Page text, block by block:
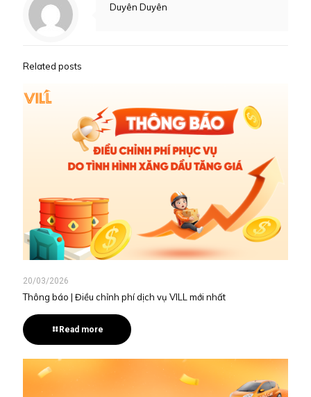
Duyên Duyên
Related posts
20/03/2026
Thông báo | Điều chỉnh phí dịch vụ VILL mới nhất
Read more